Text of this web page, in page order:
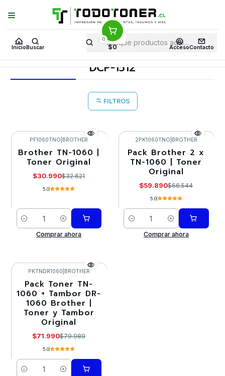
Inicio Buscar
0
$0 AccesoContacto
Puedes Elegir: Comprar enTienda· Despachoa Todo Chile · Retiro en
Tienda en24 Horas
Inicio Toner y tambor Toner Original BROTHER
Equipos BROTHER
DCP-1512
FILTROS
-5%
PF1060TNO BROTHER
Brother TN-1060 |
Toner Original
$30.990$32.621
5.0
Cantidad
Comprar ahora
-10%
2PK1060TNO BROTHER
Pack Brother 2 x
TN-1060 | Toner
Original
$59.890$66.544
5.0
Cantidad
Comprar ahora
-10%
PKTNDR1060 BROTHER
Pack Toner TN-
1060 + Tambor DR-
1060 Brother |
Toner y Tambor
Original
$71.990$79.989
5.0
Cantidad